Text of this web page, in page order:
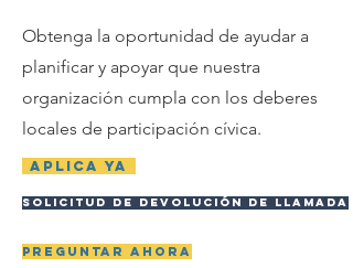
Obtenga la oportunidad de ayudar a
planificar y apoyar que nuestra
organización cumpla con los deberes
locales de participación cívica.
Aplica ya
Solicitud de devolución de llamada
preguntar ahora